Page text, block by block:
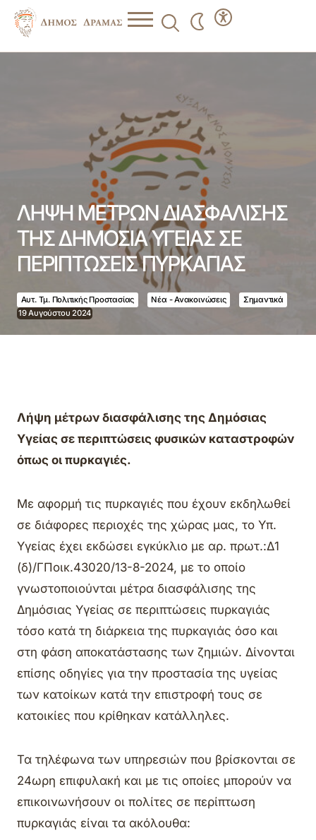
ΛΗΨΗ ΜΕΤΡΩΝ ΔΙΑΣΦΑΛΙΣΗΣ
ΤΗΣ ΔΗΜΟΣΙΑ ΥΓΕΙΑΣ ΣΕ
ΠΕΡΙΠΤΩΣΕΙΣ ΠΥΡΚΑΓΙΑΣ
Αυτ. Τμ. Πολιτικής Προστασίας Νέα - Ανακοινώσεις
Σημαντικά
19 Αυγούστου 2024
Λήψη μέτρων διασφάλισης της Δημόσιας
Υγείας σε περιπτώσεις φυσικών καταστροφών
όπως οι πυρκαγιές.
Με αφορμή τις πυρκαγιές που έχουν εκδηλωθεί
σε διάφορες περιοχές της χώρας μας, το Υπ.
Υγείας έχει εκδώσει εγκύκλιο με αρ. πρωτ.:Δ1
(δ)/ΓΠοικ.43020/13-8-2024, με το οποίο
γνωστοποιούνται μέτρα διασφάλισης της
Δημόσιας Υγείας σε περιπτώσεις πυρκαγιάς
τόσο κατά τη διάρκεια της πυρκαγιάς όσο και
στη φάση αποκατάστασης των ζημιών. Δίνονται
επίσης οδηγίες για την προστασία της υγείας
των κατοίκων κατά την επιστροφή τους σε
κατοικίες που κρίθηκαν κατάλληλες.
Τα τηλέφωνα των υπηρεσιών που βρίσκονται σε
24ωρη επιφυλακή και με τις οποίες μπορούν να
επικοινωνήσουν οι πολίτες σε περίπτωση
πυρκαγιάς είναι τα ακόλουθα: